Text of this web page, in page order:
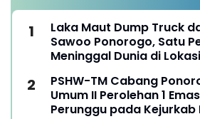
Laka Maut Dump Truck
Sawoo Ponorogo, Satu
Meninggal Dunia di Lokasi
PSHW-TM Cabang
Umum II Perolehan 1
Perunggu pada Kejurkab